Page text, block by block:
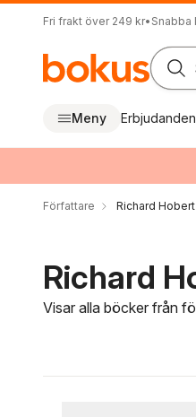
Fri frakt över 249 kr• Snabba
Meny Erbjudanden
Författare Richard Hobert
Richard
Visar alla böcker från